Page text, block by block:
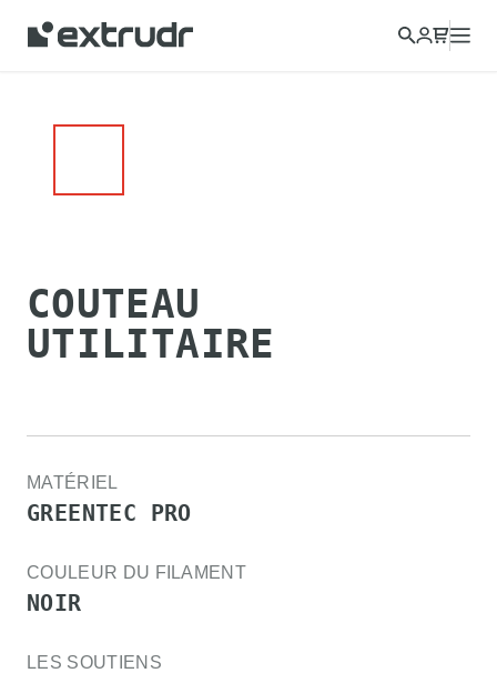
Choisissez un autre pays pour afficher le contenu de votre
région et acheter en ligne.
COUTEAU
UTILITAIRE
MATÉRIEL
GREENTEC PRO
COULEUR DU FILAMENT
NOIR
LES SOUTIENS